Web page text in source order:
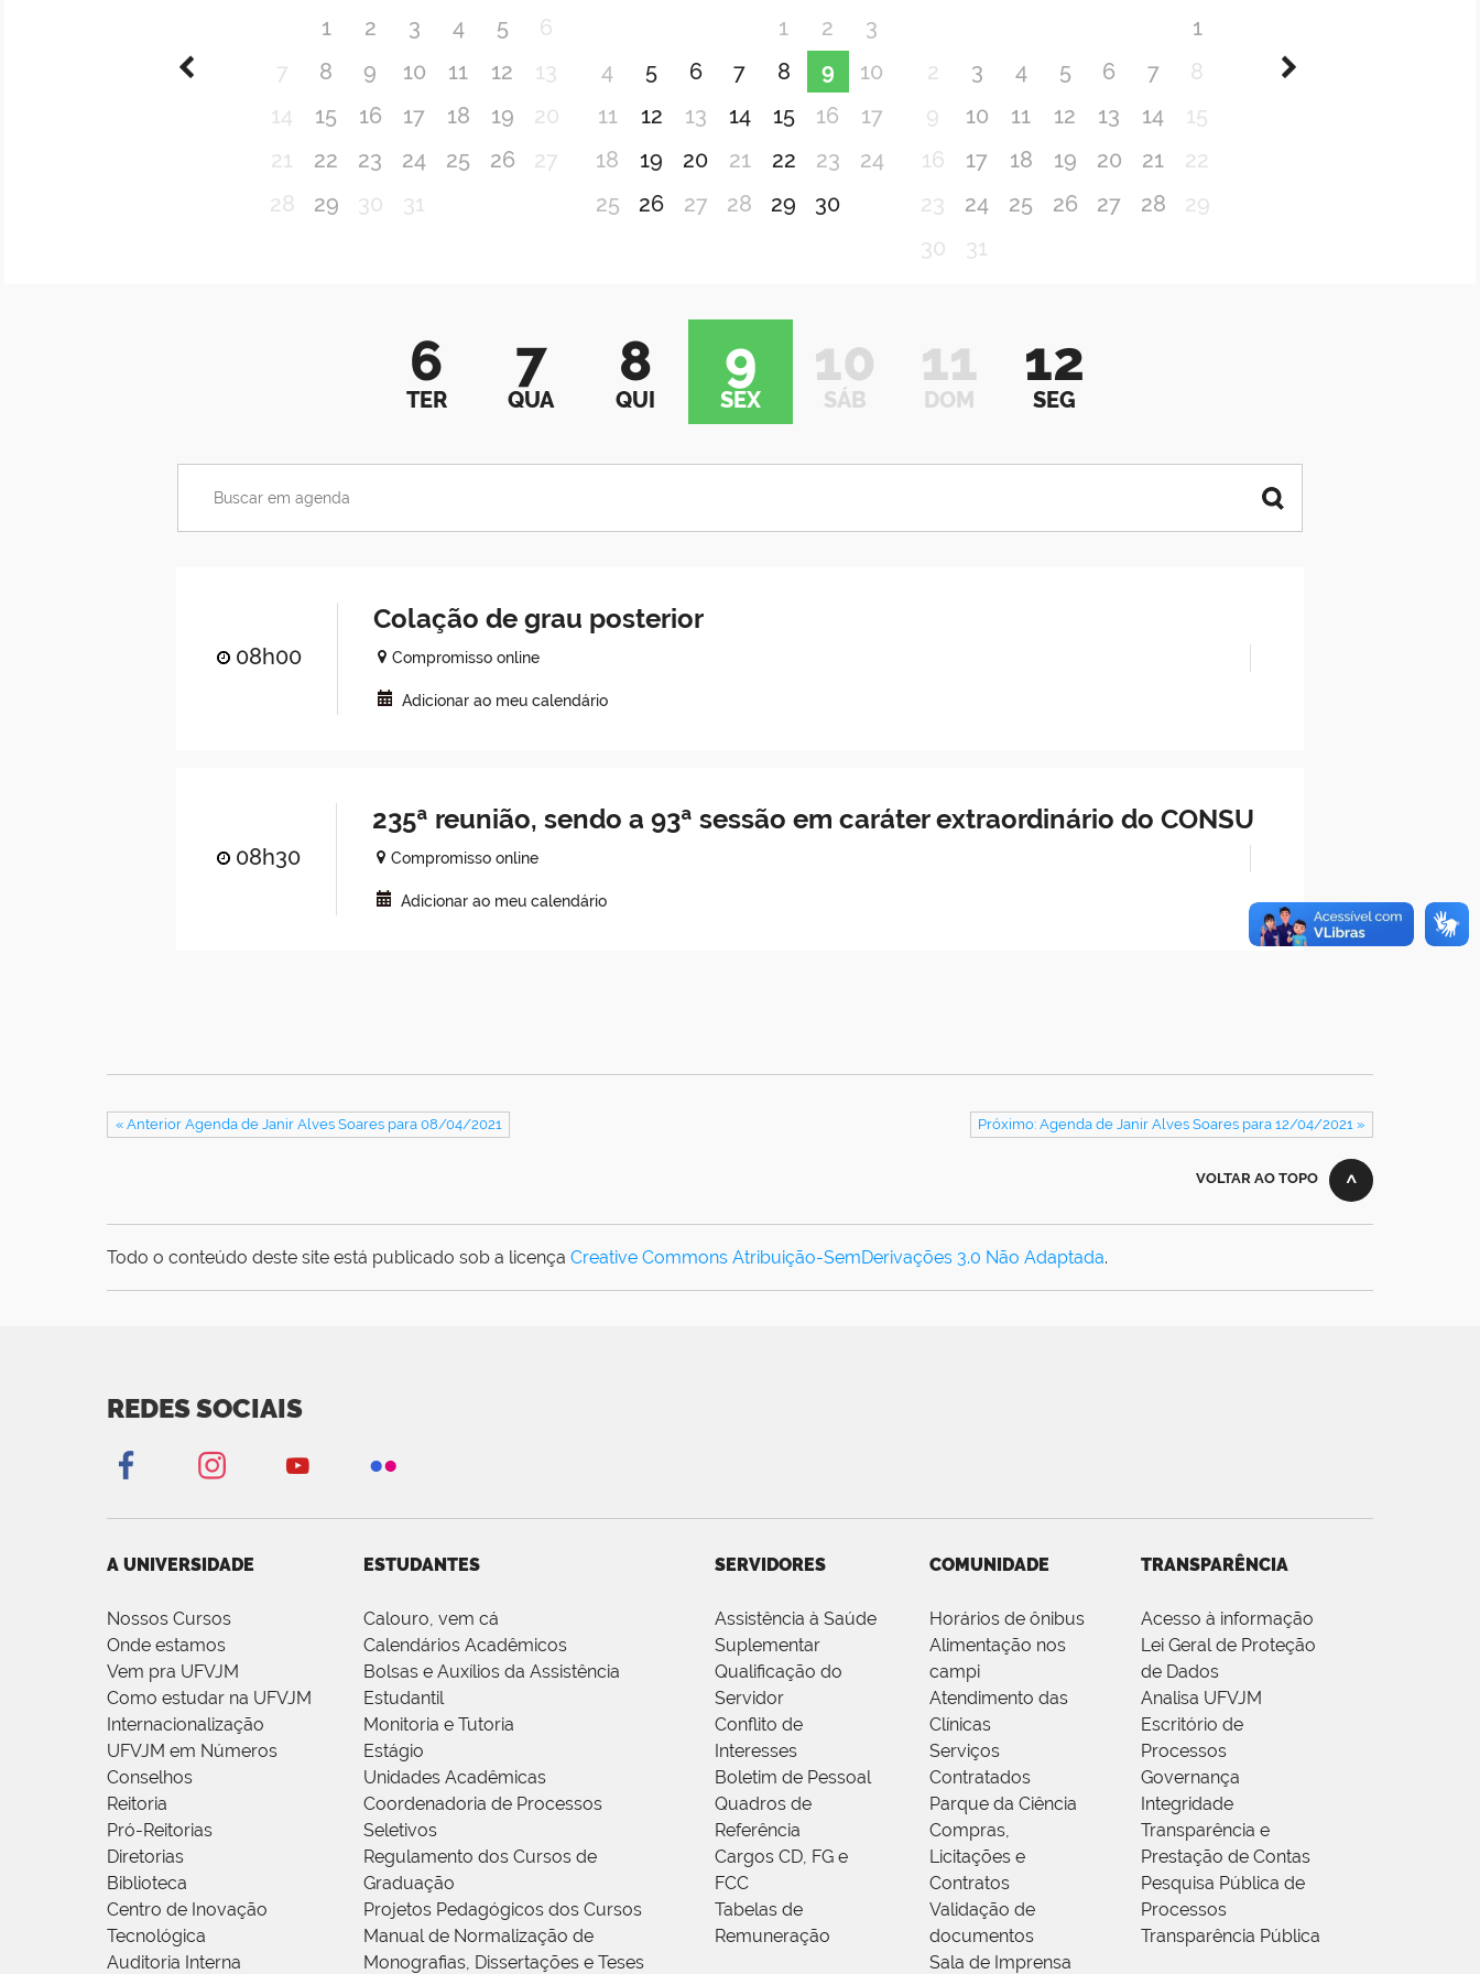
1 2 3 4 5
6
7
8 9 10 11 12
13
14
15 16 17 18 19
20
21
22 23 24 25 26
27
28
29 30 31
1 2
3
4
5 6 7 8 9
10
11
12 13 14 15 16
17
18
19 20 21 22 23
24
25
26 27 28 29 30
1
2
3 4 5 6 7
8
9
10 11 12 13 14
15
16
17 18 19 20 21
22
23
24 25 26 27 28
29
30
31
6
TER
7
QUA
8
QUI
9
SEX
10
SÁB
11
DOM
12
SEG
08h00
Colação de grau posterior
Compromisso online
Adicionar ao meu calendário
08h30
235ª reunião, sendo a 93ª sessão em caráter extraordinário do CONSU
Compromisso online
Adicionar ao meu calendário
« Anterior Agenda de Janir Alves Soares para 08/04/2021 Próximo: Agenda de Janir Alves Soares para 12/04/2021 »
VOLTAR AO TOPO
Todo o conteúdo deste site está publicado sob a licença Creative Commons Atribuição-SemDerivações 3.0 Não Adaptada.
REDES SOCIAIS
A UNIVERSIDADE
Nossos Cursos
Onde estamos
Vem pra UFVJM
Como estudar na UFVJM
Internacionalização
UFVJM em Números
Conselhos
Reitoria
Pró-Reitorias
Diretorias
Biblioteca
Centro de Inovação
Tecnológica
Auditoria Interna
ESTUDANTES
Calouro, vem cá
Calendários Acadêmicos
Bolsas e Auxílios da Assistência
Estudantil
Monitoria e Tutoria
Estágio
Unidades Acadêmicas
Coordenadoria de Processos
Seletivos
Regulamento dos Cursos de
Graduação
Projetos Pedagógicos dos Cursos
Manual de Normalização de
Monografias, Dissertações e Teses
SERVIDORES
Assistência à Saúde
Suplementar
Qualificação do
Servidor
Conflito de
Interesses
Boletim de Pessoal
Quadros de
Referência
Cargos CD, FG e
FCC
Tabelas de
Remuneração
COMUNIDADE
Horários de ônibus
Alimentação nos
campi
Atendimento das
Clínicas
Serviços
Contratados
Parque da Ciência
Compras,
Licitações e
Contratos
Validação de
documentos
Sala de Imprensa
TRANSPARÊNCIA
Acesso à informação
Lei Geral de Proteção
de Dados
Analisa UFVJM
Escritório de
Processos
Governança
Integridade
Transparência e
Prestação de Contas
Pesquisa Pública de
Processos
Transparência Pública